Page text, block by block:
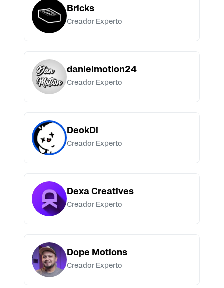
Bricks
Creador Experto
danielmotion24
Creador Experto
DeokDi
Creador Experto
Dexa Creatives
Creador Experto
Dope Motions
Creador Experto